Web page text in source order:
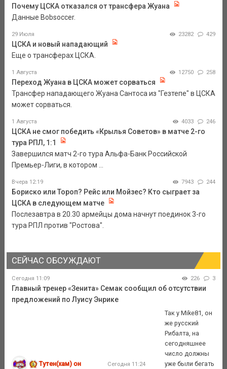
Почему ЦСКА отказался от трансфера Жуана
Данные Bobsoccer.
29 Июля 23282 429
ЦСКА и новый нападающий
Еще о трансферах ЦСКА.
1 Августа 12750 258
Переход Жуана в ЦСКА может сорваться
Трансфер нападающего Жуана Сантоса из "Гезтепе" в ЦСКА
может сорваться.
1 Августа 4033 246
ЦСКА не смог победить «Крылья Советов» в матче 2-го
тура РПЛ, 1:1
Завершился матч 2-го тура Альфа-Банк Российской
Премьер-Лиги, в котором ...
Вчера 12:19 7943 244
Бориско или Тороп? Рейс или Мойзес? Кто сыграет за
ЦСКА в следующем матче
Послезавтра в 20.30 армейцы дома начнут поединок 3-го
тура РПЛ против "Ростова".
СЕЙЧАС ОБСУЖДАЮТ
Сегодня 11:09 226 3
Главный тренер «Зенита» Семак сообщил об отсутствии
предложений по Луису Энрике
Тутен(хам) он Сегодня 11:24
Так у Mike81, он
же русский
Рибалта, на
сегодняшнее
число должны
уже были бегать